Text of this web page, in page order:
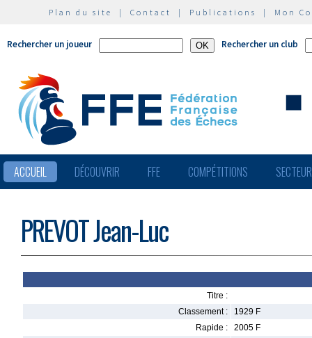
Plan du site | Contact | Publications | Mon
Rechercher un joueur Rechercher un club
ACCUEIL DÉCOUVRIR FFE COMPÉTITIONS
PREVOT Jean-Luc
Titre :
Classement :
1929 F
Rapide :
2005 F